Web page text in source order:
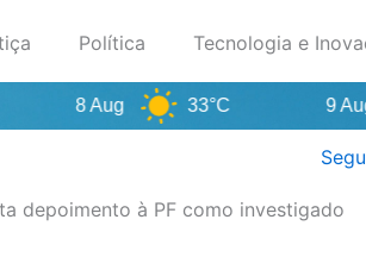
Política Tecnologia e
8 Aug 33°C 9 Aug
depoimento à PF como investigado